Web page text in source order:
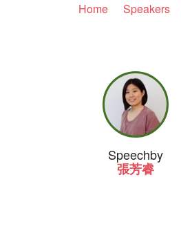
Home Speakers
Speechby
張芳睿